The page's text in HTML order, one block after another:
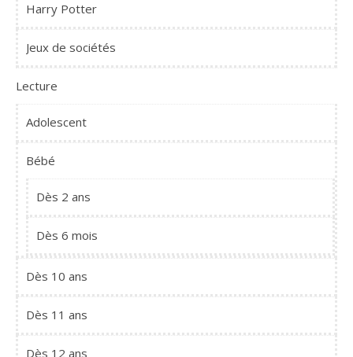
Harry Potter
Jeux de sociétés
Lecture
Adolescent
Bébé
Dès 2 ans
Dès 6 mois
Dès 10 ans
Dès 11 ans
Dès 12 ans